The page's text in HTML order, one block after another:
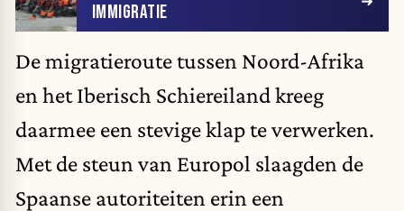
IMMIGRATIE
De migratieroute tussen Noord-Afrika
en het Iberisch Schiereiland kreeg
daarmee een stevige klap te verwerken.
Met de steun van Europol slaagden de
Spaanse autoriteiten erin een